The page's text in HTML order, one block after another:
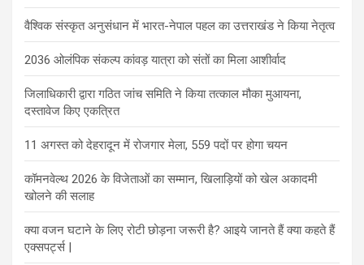
वैश्विक संस्कृत अनुसंधान में भारत-नेपाल पहल का उत्तराखंड ने किया नेतृत्व
2036 ओलंपिक संकल्प कांवड़ यात्रा को संतों का मिला आशीर्वाद
जिलाधिकारी द्वारा गठित जांच समिति ने किया तत्काल मौका मुआयना,
दस्तावेज किए एकत्रित
11 अगस्त को देहरादून में रोजगार मेला, 559 पदों पर होगा चयन
कॉमनवेल्थ 2026 के विजेताओं का सम्मान, खिलाड़ियों को खेल अकादमी
खोलने की सलाह
क्या वजन घटाने के लिए रोटी छोड़ना जरूरी है? आइये जानते हैं क्या कहते हैं
एक्सपर्ट्स |